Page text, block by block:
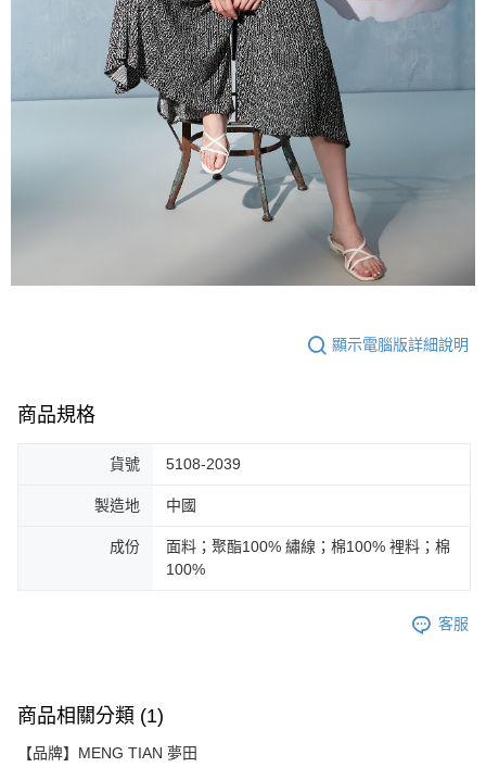
顯示電腦版詳細說明
商品規格
貨號 5108-2039
製造地 中國
成份
面料；聚酯100% 繡線；棉100% 裡料；棉
100%
客服
商品相關分類 (1)
【品牌】MENG TIAN 夢田